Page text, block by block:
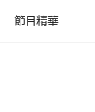
節目精華